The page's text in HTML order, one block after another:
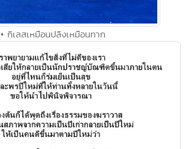
• กิเลสเหมือนปลิงเหมือนทาก